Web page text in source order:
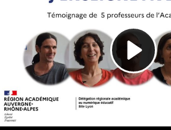
Play
Video